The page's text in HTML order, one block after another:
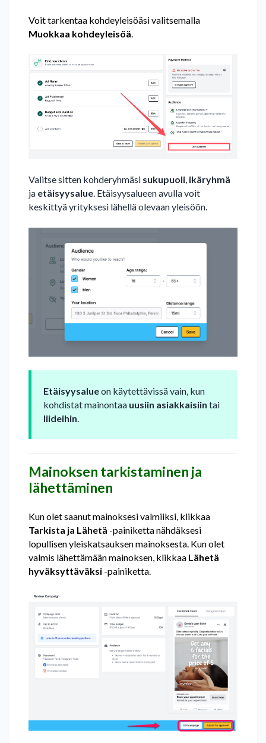
Voit tarkentaa kohdeyleisöäsi valitsemalla
Muokkaa kohdeyleisöä.
Valitse sitten kohderyhmäsi sukupuoli, ikäryhmä
ja etäisyysalue. Etäisyysalueen avulla voit
keskittyä yrityksesi lähellä olevaan yleisöön.
Etäisyysalueon käytettävissä vain, kun
kohdistat mainontaa uusiin asiakkaisiin tai
liideihin.
Mainoksen tarkistaminen ja
lähettäminen
Kun olet saanut mainoksesi valmiiksi, klikkaa
Tarkista ja Lähetä -painiketta nähdäksesi
lopullisen yleiskatsauksen mainoksesta. Kun olet
valmis lähettämään mainoksen, klikkaa Lähetä
hyväksyttäväksi -painiketta.